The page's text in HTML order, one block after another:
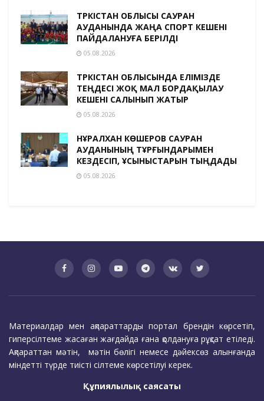
ТҮРКІСТАН ОБЛЫСЫ САУРАН
АУДАНЫНДА ЖАҢА СПОРТ КЕШЕНІ
ПАЙДАЛАНУҒА БЕРІЛДІ
05.08.2026
ТҮРКІСТАН ОБЛЫСЫНДА ЕЛІМІЗДЕ
ТЕҢДЕСІ ЖОҚ МАЛ БОРДАҚЫЛАУ
КЕШЕНІ САЛЫНЫП ЖАТЫР
05.08.2026
НҰРАЛХАН КӨШЕРОВ САУРАН
АУДАНЫНЫҢ ТҰРҒЫНДАРЫМЕН
КЕЗДЕСІП, ҰСЫНЫСТАРЫН ТЫҢДАДЫ
05.08.2026
Материалдар мен ақпараттарды портал брендін көрсетіп,
гиперсілтеме жасаған жағдайда ғана қолдануға рұқсат етіледі.
Ақпараттан мәтін, мәтін бөлігі немесе дәйексөз алынғанда
міндетті түрде тиісті сілтеме көрсетілуі керек.
Құпиялылық саясаты